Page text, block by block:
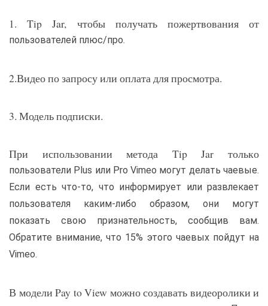
1. Tip Jar, чтобы получать пожертвования от
пользователей плюс/про.
2.Видео по запросу или оплата для просмотра.
3. Модель подписки.
При использовании метода Tip Jar только
пользователи Plus или Pro Vimeo могут делать чаевые.
Если есть что-то, что информирует или развлекает
пользователя каким-либо образом, они могут
показать свою признательность, сообщив вам.
Обратите внимание, что 15% этого чаевых пойдут на
Vimeo.
В модели Pay to View можно создавать видеоролики и